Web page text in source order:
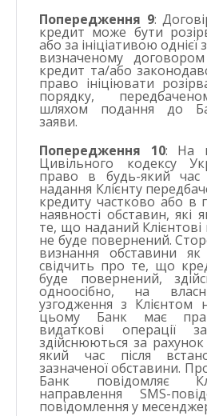
Попередження 9:
кредит може бути
або за ініціативою
визначеному
кредит та/або
право ініціювати
порядку,
шляхом подання до
заяви.
Попередження 10: На
Цивільного кодексу
право в будь-який час
надання Клієнту
кредиту частково або в
наявності обставин, які
те, що наданий Клієнтові
не буде повернений.
визнання обставини
свідчить про те, що
буде повернений,
одноосібно, на
узгодження з Клієнтом
цьому Банк має
видаткові операції
здійснюються за
який час після
зазначеної обставини.
Банк повідомляє
направлення SMS-
повідомлення у